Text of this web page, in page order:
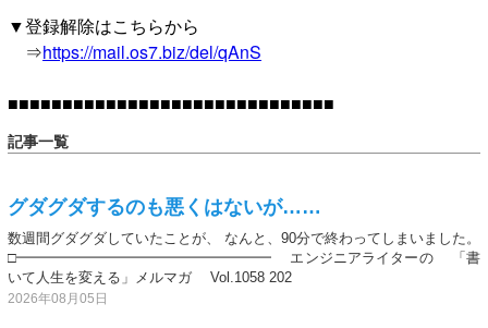
▼登録解除はこちらから
⇒https://mail.os7.biz/del/qAnS
■■■■■■■■■■■■■■■■■■■■■■■■■■■■■■
記事一覧
グダグダするのも悪くはないが……
数週間グダグダしていたことが、 なんと、90分で終わってしまいました。
□━━━━━━━━━━━━━━━━━━ エンジニアライターの 「書
いて人生を変える」メルマガ Vol.1058 202
2026年08月05日